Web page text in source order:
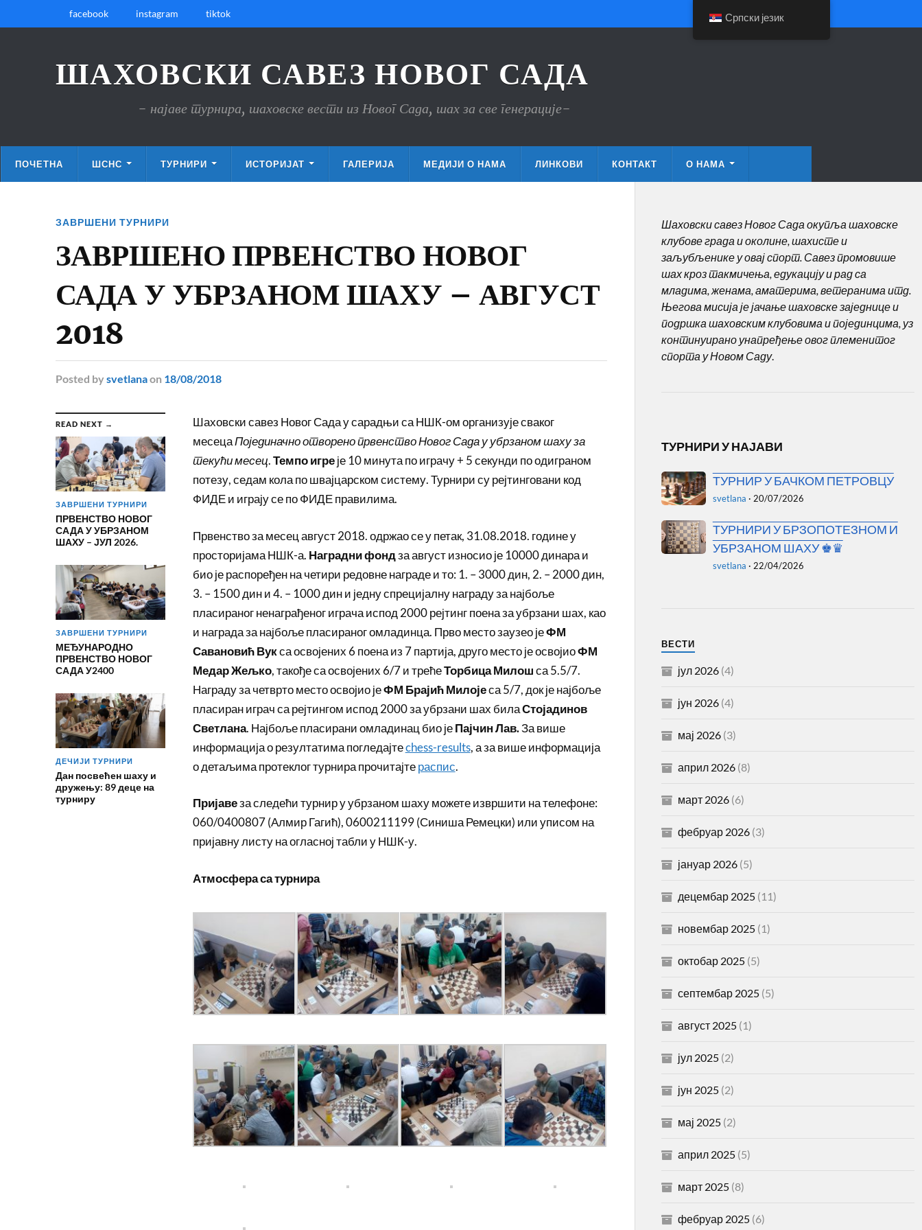
facebook instagram tiktok
ШАХОВСКИ САВЕЗ НОВОГ САДА
- најаве турнира, шаховске вести из Новог Сада, шах за све генерације-
ПОЧЕТНА ШСНС ТУРНИРИ ИСТОРИЈАТ ГАЛЕРИЈА МЕДИЈИ О НАМА ЛИНКОВИ КОНТАКТ О НАМА
ЗАВРШЕНИ ТУРНИРИ
ЗАВРШЕНО ПРВЕНСТВО НОВОГ
САДА У УБРЗАНОМ ШАХУ – АВГУСТ
2018
Posted by svetlanaon 18/08/2018
READ NEXT →
ЗАВРШЕНИ ТУРНИРИ
ПРВЕНСТВО НОВОГ
САДА У УБРЗАНОМ
ШАХУ – ЈУЛ 2026.
ЗАВРШЕНИ ТУРНИРИ
МЕЂУНАРОДНО
ПРВЕНСТВО НОВОГ
САДА У2400
ДЕЧИЈИ ТУРНИРИ
Дан посвећен шаху и
дружењу: 89 деце на
турниру
Шаховски савез Новог Сада у сарадњи са НШК-ом организује сваког
месецаПојединачно отворено првенство Новог Сада у убрзаном шаху за
текући месец.Темпо игреје 10 минута по играчу + 5 секунди по одиграном
потезу, седам кола по швајцарском систему. Турнири су рејтинговани код
ФИДЕ и играју се по ФИДЕ правилима.
Првенство за месец август 2018. одржао се у петак, 31.08.2018. године у
просторијама НШК-а. Наградни фондза август износио је 10000 динара и
био је распоређен на четири редовне награде и то: 1. – 3000 дин, 2. – 2000 дин,
3. – 1500 дин и 4. – 1000 дин и једну спрецијалну награду за најбоље
пласираног ненаграђеног играча испод 2000 рејтинг поена за убрзани шах, као
и награда за најбоље пласираног омладинца. Прво место заузео јеФМ
Савановић Вукса освојених 6 поена из 7 партија, друго место је освојиоФМ
Медар Жељко, такође са освојених 6/7 и трећеТорбица Милошса 5.5/7.
Награду за четврто место освојио јеФМ Брајић Милојеса 5/7, док је најбоље
пласиран играч са рејтингом испод 2000 за убрзани шах билаСтојадинов
Светлана. Најбоље пласирани омладинац био јеПајчин Лав.За више
информација о резултатима погледајтеchess-results, а за више информација
о детаљима протеклог турнира прочитајтераспис.
Пријавеза следећи турнир у убрзаном шаху можете извршити на телефоне:
060/0400807 (Алмир Гагић), 0600211199 (Синиша Ремецки) или уписом на
пријавну листу на огласној табли у НШК-у.
Атмосфера са турнира
Шаховски савез Новог Сада окупља шаховске
клубове града и околине, шахисте и
заљубљенике у овај спорт. Савез промовише
шах кроз такмичења, едукацију и рад са
младима, женама, аматерима, ветеранима итд.
Његова мисија је јачање шаховске заједнице и
подршка шаховским клубовима и појединцима, уз
континуирано унапређење овог племенитог
спорта у Новом Саду.
ТУРНИРИ У НАЈАВИ
ТУРНИР У БАЧКОМ ПЕТРОВЦУ
svetlana · 20/07/2026
ТУРНИРИ У БРЗОПОТЕЗНОМ И
УБРЗАНОМ ШАХУ ♚♛
svetlana · 22/04/2026
ВЕСТИ
јул 2026(4)
јун 2026(4)
мај 2026(3)
април 2026(8)
март 2026(6)
фебруар 2026(3)
јануар 2026(5)
децембар 2025(11)
новембар 2025(1)
октобар 2025(5)
септембар 2025(5)
август 2025(1)
јул 2025(2)
јун 2025(2)
мај 2025(2)
април 2025(5)
март 2025(8)
фебруар 2025(6)
Српски језик